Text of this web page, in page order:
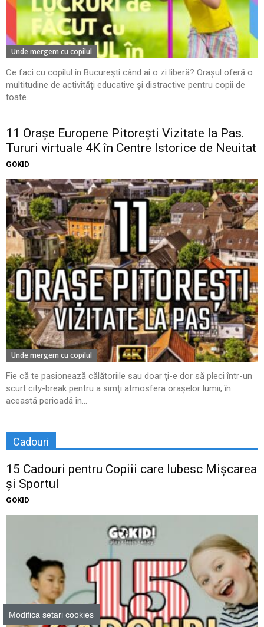
Unde mergem cu copilul
Ce faci cu copilul în București când ai o zi liberă? Orașul oferă o
multitudine de activități educative și distractive pentru copii de
toate...
11 Oraşe Europene Pitoreşti Vizitate la Pas.
Tururi virtuale 4K în Centre Istorice de Neuitat
GOKID
Unde mergem cu copilul
Fie că te pasionează călătoriile sau doar ţi-e dor să pleci într-un
scurt city-break pentru a simţi atmosfera oraşelor lumii, în
această perioadă în...
Cadouri
15 Cadouri pentru Copiii care Iubesc Mișcarea
și Sportul
GOKID
Modifica setari cookies